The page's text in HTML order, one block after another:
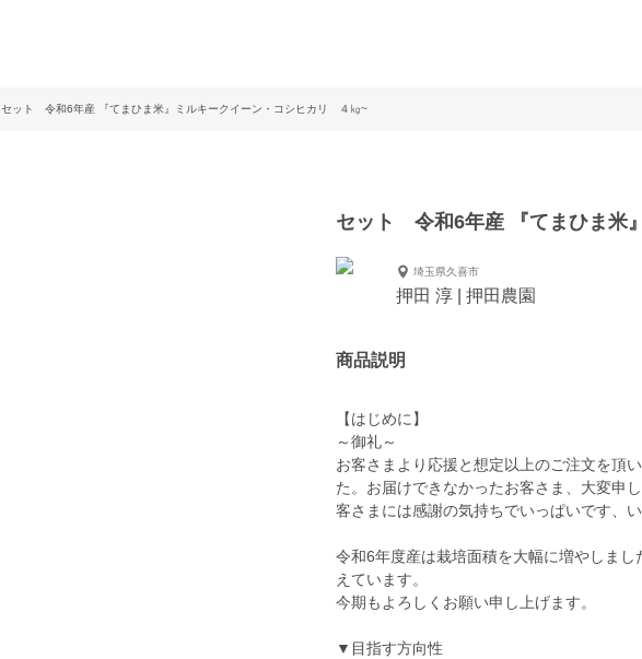
セット 令和6年産 『てまひま米』ミルキークイーン・コシヒカリ ４㎏~
セット 令和6年産 『てまひま米
埼玉県久喜市
押田 淳 | 押田農園
商品説明
【はじめに】
～御礼～
お客さまより応援と想定以上のご注文を頂
た。お届けできなかったお客さま、大変申
客さまには感謝の気持ちでいっぱいです、
令和6年度産は栽培面積を大幅に増やしま
えています。
今期もよろしくお願い申し上げます。
▼目指す方向性